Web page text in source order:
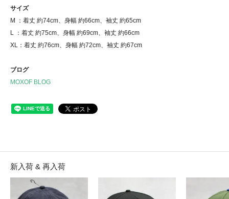
サイズ
M ：着丈 約74cm、身幅 約66cm、袖丈 約65cm
L ：着丈 約75cm、身幅 約69cm、袖丈 約66cm
XL：着丈 約76cm、身幅 約72cm、袖丈 約67cm
ブログ
MOXOF BLOG
新入荷 & 再入荷